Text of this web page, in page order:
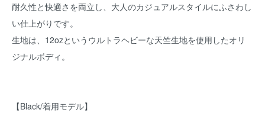
耐久性と快適さを両立し、大人のカジュアルスタイルにふさわし
い仕上がりです。
生地は、12ozというウルトラヘビーな天竺生地を使用したオリ
ジナルボディ。
【Black/着用モデル】